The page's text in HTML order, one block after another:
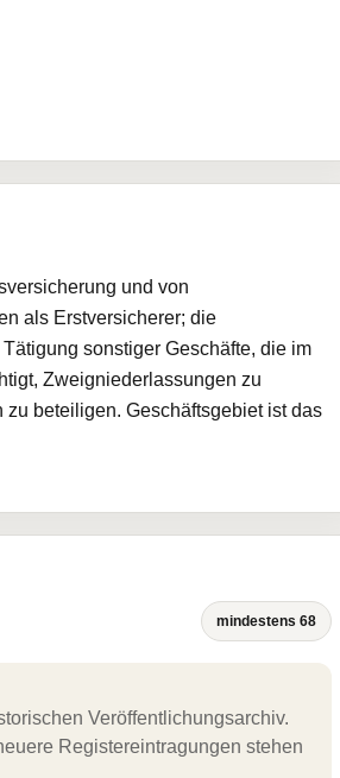
und von
als Erstversicherer; die
sonstiger Geschäfte, die im
Zweigniederlassungen zu
beteiligen. Geschäftsgebiet ist das
mindestens 68
Veröffentlichungsarchiv.
Registereintragungen stehen